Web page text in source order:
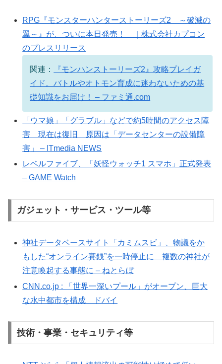
RPG『モンスターハンターストーリーズ2 ～破滅の
翼～』が、ついに本日発売！ ｜株式会社カプコン
のプレスリリース
関連：
『モンハンストーリーズ2』攻略プレイガ
イド。バトルやオトモン育成に迷わないための基
礎知識をお届け！ – ファミ通.com
「ウマ娘」「グラブル」などで約5時間のアクセス障
害 現在は復旧 原因は「データセンターの設備障
害」 – ITmedia NEWS
レベルファイブ、「妖怪ウォッチ1 スマホ」正式発表
– GAME Watch
ガジェット・サービス・ツール等
神社データベースサイト「カミムスビ」、物議をか
もした“オンライン賽銭”を一時停止に 複数の神社が
注意喚起する事態に – ねとらぼ
CNN.co.jp : 「世界一深いプール」がオープン、巨大
な水中都市を構成 ドバイ
技術・事業・セキュリティ等